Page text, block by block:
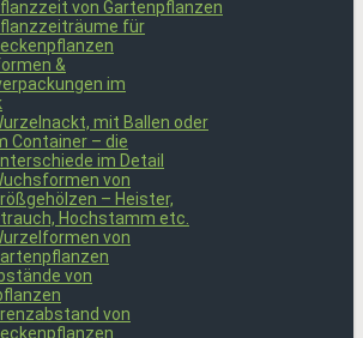
von Gartenpflanzen
für
&
im
mit Ballen oder
Container – die
im Detail
von
– Heister,
Hochstamm etc.
von
von
von